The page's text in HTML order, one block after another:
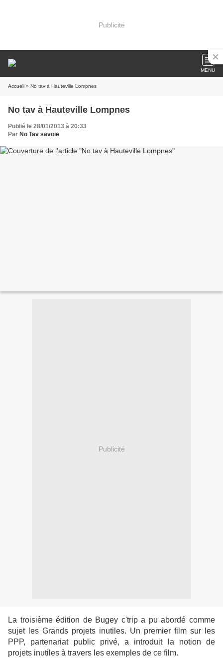
Publicité
MENU
Accueil » No tav à Hauteville Lompnes
No tav à Hauteville Lompnes
Publié le 28/01/2013 à 20:33
Par No Tav savoie
Publicité
La troisième édition de Bugey c'trip a pu abordé comme
sujet les Grands projets inutiles. Un premier film sur les
PPP, partenariat public privé, a introduit la notion de
projets inutiles à travers les exemples de ce film.